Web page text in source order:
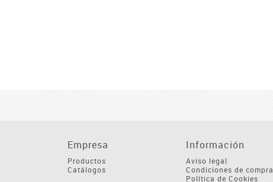
Empresa
Productos
Catálogos
Información
Aviso legal
Condiciones de compra
Política de Cookies